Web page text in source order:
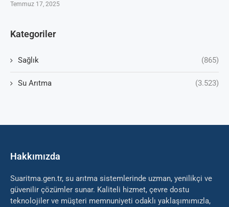
Temmuz 17, 2025
Kategoriler
Sağlık (865)
Su Arıtma (3.523)
Hakkımızda
Suaritma.gen.tr, su arıtma sistemlerinde uzman, yenilikçi ve
güvenilir çözümler sunar. Kaliteli hizmet, çevre dostu
teknolojiler ve müşteri memnuniyeti odaklı yaklaşımımızla,